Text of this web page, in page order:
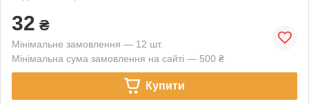
32 ₴
Мінімальне замовлення — 12 шт.
Мінімальна сума замовлення на сайті — 500 ₴
Купити